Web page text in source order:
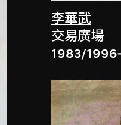
李華武
交易廣場
1983/